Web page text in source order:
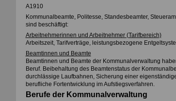
A1910
Kommunalbeamte, Politesse, Standesbeamter,
sind beschäftigt:
Arbeitnehmerinnen und Arbeitnehmer (Tarifbereich)
Arbeitszeit, Tarifverträge, leistungsbezogene
Beamtinnen und Beamte
Beamtinnen und Beamte der Kommunalverwaltung
Beruf. Beibehaltung des Beamtenstatus der
durchlässige Laufbahnen, Sicherung einer
berufliche Fortentwicklung im Aufstiegsverfahren.
Berufe der Kommunalverwaltung